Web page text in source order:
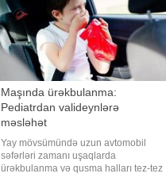
Maşında ürəkbulanma:
Pediatrdan valideynlərə
məsləhət
Yay mövsümündə uzun avtomobil
səfərləri zamanı uşaqlarda
ürəkbulanma və qusma halları tez-tez